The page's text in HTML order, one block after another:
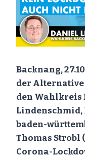
Backnang,
der Alternative
den Wahlkreis
Lindenschmid,
baden-
Thomas Strobl
Corona-